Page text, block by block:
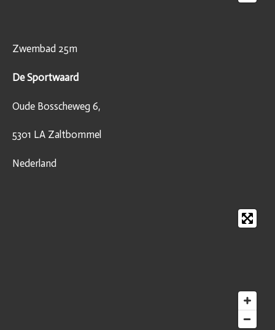
Zwembad 25m
De Sportwaard
Oude Bosscheweg 6,
5301 LA Zaltbommel
Nederland